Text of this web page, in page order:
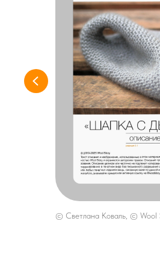
© Светлана Коваль, © Wool